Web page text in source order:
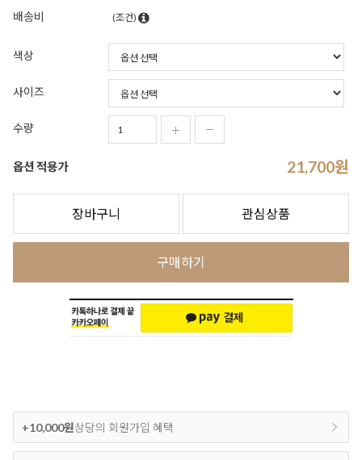
배송비 (조건)
색상
사이즈
수량
옵션 적용가 21,700원
장바구니 관심상품
구매하기
+10,000원상당의 회원가입 혜택